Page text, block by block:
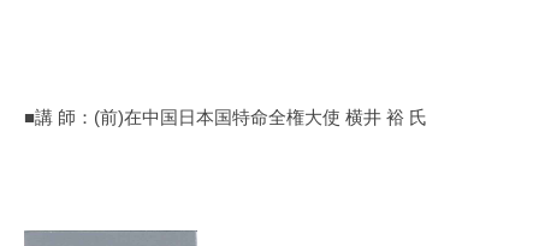
■講 師： (前)在中国日本国特命全権大使 横井 裕 氏